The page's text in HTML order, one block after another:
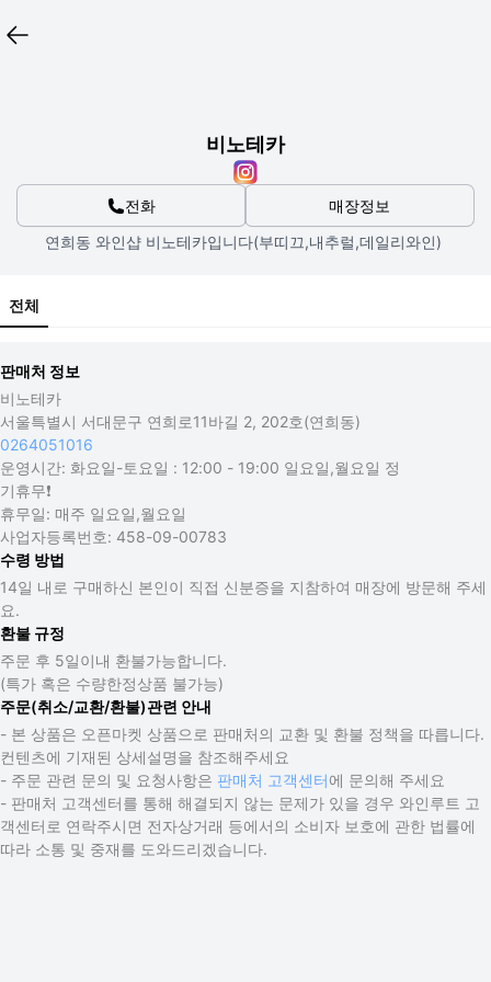
비노테카
전화
매장정보
연희동 와인샵 비노테카입니다(부띠끄,내추럴,데일리와인)
전체
판매처 정보
비노테카
서울특별시 서대문구 연희로11바길 2, 202호(연희동)
0264051016
운영시간: 화요일-토요일 : 12:00 - 19:00 일요일,월요일 정
기휴무❗️
휴무일: 매주 일요일,월요일
사업자등록번호: 458-09-00783
수령 방법
14일 내로 구매하신 본인이 직접 신분증을 지참하여 매장에 방문해 주세
요.
환불 규정
주문 후 5일이내 환불가능합니다.
(특가 혹은 수량한정상품 불가능)
주문(취소/교환/환불)관련 안내
- 본 상품은 오픈마켓 상품으로 판매처의 교환 및 환불 정책을 따릅니다.
컨텐츠에 기재된 상세설명을 참조해주세요
- 주문 관련 문의 및 요청사항은 판매처 고객센터에 문의해 주세요
- 판매처 고객센터를 통해 해결되지 않는 문제가 있을 경우 와인루트 고
객센터로 연락주시면 전자상거래 등에서의 소비자 보호에 관한 법률에
따라 소통 및 중재를 도와드리겠습니다.